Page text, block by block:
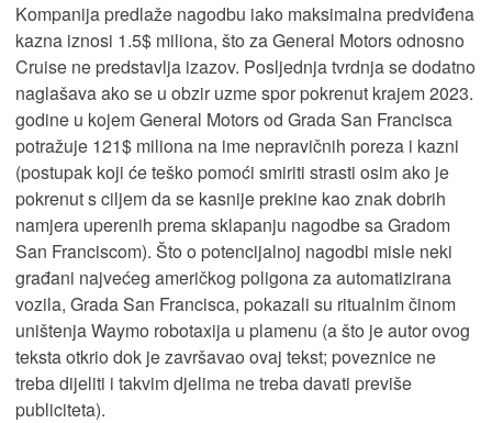
Kompanija predlaže nagodbu iako maksimalna predviđena
kazna iznosi 1.5$ miliona, što za General Motors odnosno
Cruise ne predstavlja izazov. Posljednja tvrdnja se dodatno
naglašava ako se u obzir uzme spor pokrenut krajem 2023.
godine u kojem General Motors od Grada San Francisca
potražuje 121$ miliona na ime nepravičnih poreza i kazni
(postupak koji će teško pomoći smiriti strasti osim ako je
pokrenut s ciljem da se kasnije prekine kao znak dobrih
namjera uperenih prema sklapanju nagodbe sa Gradom
San Franciscom). Što o potencijalnoj nagodbi misle neki
građani najvećeg američkog poligona za automatizirana
vozila, Grada San Francisca, pokazali su ritualnim činom
uništenja Waymo robotaxija u plamenu (a što je autor ovog
teksta otkrio dok je završavao ovaj tekst; poveznice ne
treba dijeliti i takvim djelima ne treba davati previše
publiciteta).